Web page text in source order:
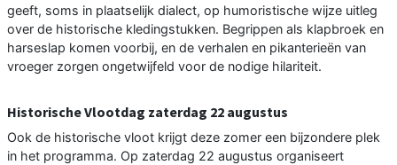
geeft, soms in plaatselijk dialect, op humoristische wijze uitleg
over de historische kledingstukken. Begrippen als klapbroek en
harseslap komen voorbij, en de verhalen en pikanterieën van
vroeger zorgen ongetwijfeld voor de nodige hilariteit.
Historische Vlootdag zaterdag 22 augustus
Ook de historische vloot krijgt deze zomer een bijzondere plek
in het programma. Op zaterdag 22 augustus organiseert